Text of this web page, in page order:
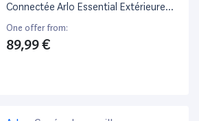
Connectée Arlo Essential Extérieure
Blanc
One offer from:
89,99 €